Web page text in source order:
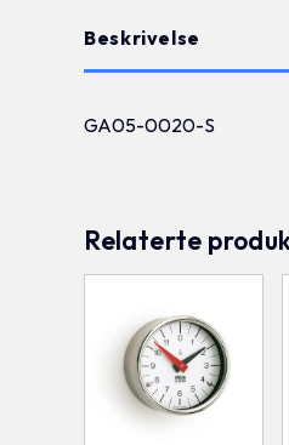
Beskrivelse
GA05-0020-S
Relaterte